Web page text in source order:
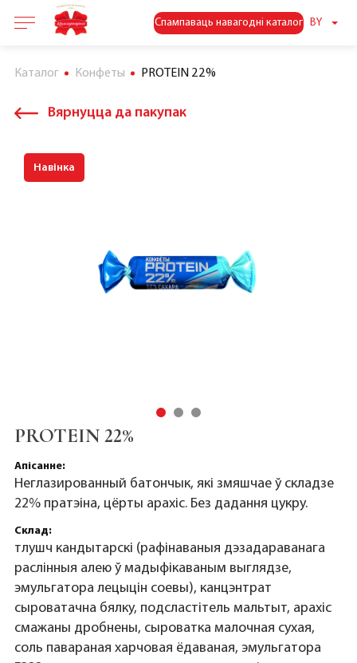
Спампаваць навагодні каталог BY
Каталог Конфеты PROTEIN 22%
Вярнуцца да пакупак
Навінка
PROTEIN 22%
Апісанне:
Неглазированный батончык, які змяшчае ў складзе
22% пратэіна, цёрты арахіс. Без дадання цукру.
Склад:
тлушч кандытарскі (рафінаваныя дэзадараванага
раслінныя алею ў мадыфікаваным выглядзе,
эмульгатора лецыцін соевы), канцэнтрат
сыроватачна бялку, подсластітель мальтыт, арахіс
смажаны дробнены, сыроватка малочная сухая,
соль павараная харчовая ёдаваная, эмульгатора